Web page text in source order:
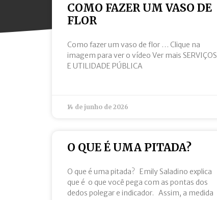
COMO FAZER UM VASO DE
FLOR
Como fazer um vaso de flor … Clique na
imagem para ver o vídeo Ver mais SERVIÇOS
E UTILIDADE PÚBLICA
14 de junho de 2026
O QUE É UMA PITADA?
O que é uma pitada? Emily Saladino explica
que é o que você pega com as pontas dos
dedos polegar e indicador. Assim, a medida